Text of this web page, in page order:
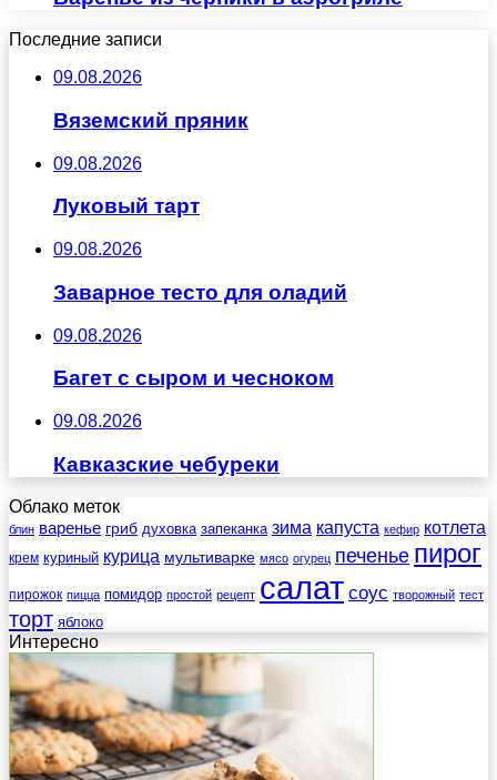
Последние записи
09.08.2026
Вяземский пряник
09.08.2026
Луковый тарт
09.08.2026
Заварное тесто для оладий
09.08.2026
Багет с сыром и чесноком
09.08.2026
Кавказские чебуреки
Облако меток
блин варенье гриб духовка запеканка зима капуста кефир котлета
крем куриный курица мультиварке мясо огурец печенье пирог
пирожок пицца помидор простой рецепт салат соус творожный тест
торт яблоко
Интересно